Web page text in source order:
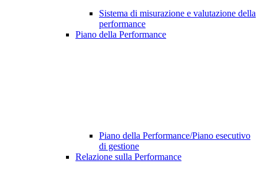
Sistema di misurazione e valutazione della
performance
Piano della Performance
Piano della Performance/Piano esecutivo
di gestione
Relazione sulla Performance